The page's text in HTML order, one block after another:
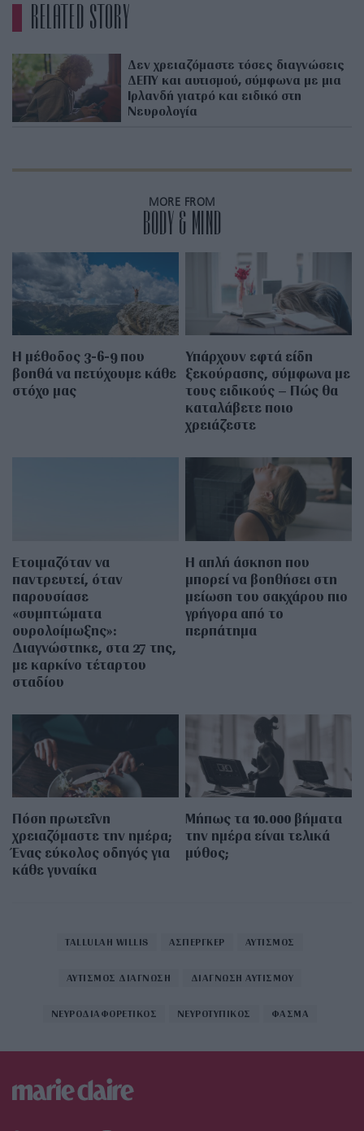
RELATED STORY
Δεν χρειαζόμαστε τόσες διαγνώσεις
ΔΕΠΥ και αυτισμού, σύμφωνα με μια
Ιρλανδή γιατρό και ειδικό στη
Νευρολογία
MORE FROM
BODY & MIND
Η μέθοδος 3-6-9 που
βοηθά να πετύχουμε κάθε
στόχο μας
Υπάρχουν εφτά είδη
ξεκούρασης, σύμφωνα με
τους ειδικούς – Πώς θα
καταλάβετε ποιο
χρειάζεστε
Ετοιμαζόταν να
παντρευτεί, όταν
παρουσίασε
«συμπτώματα
ουρολοίμωξης»:
Διαγνώστηκε, στα 27 της,
με καρκίνο τέταρτου
σταδίου
Η απλή άσκηση που
μπορεί να βοηθήσει στη
μείωση του σακχάρου πιο
γρήγορα από το
περπάτημα
Πόση πρωτεΐνη
χρειαζόμαστε την ημέρα;
Ένας εύκολος οδηγός για
κάθε γυναίκα
Μήπως τα 10.000 βήματα
την ημέρα είναι τελικά
μύθος;
TALLULAH WILLIS ΑΣΠΕΡΓΚΕΡ ΑΥΤΙΣΜΟΣ
ΑΥΤΙΣΜΟΣ ΔΙΑΓΝΩΣΗ ΔΙΑΓΝΩΣΗ ΑΥΤΙΣΜΟΥ
ΝΕΥΡΟΔΙΑΦΟΡΕΤΙΚΟΣ ΝΕΥΡΟΤΥΠΙΚΟΣ ΦΑΣΜΑ